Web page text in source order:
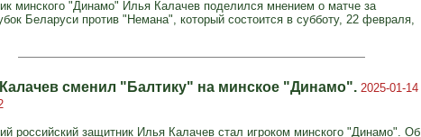
минского "Динамо" Илья Калачев поделился мнением о матче за
Беларуси против "Немана", который состоится в субботу, 22 февраля,
сменил "Балтику" на минское "Динамо". 2025-01-14
российский защитник Илья Калачев стал игроком минского "Динамо". Об